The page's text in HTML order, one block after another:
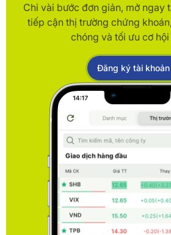
Chỉ vài bước đơn giản, mở ngay
tiếp cận thị trường chứng
chóng và tối ưu cơ
Đăng ký tài khoản